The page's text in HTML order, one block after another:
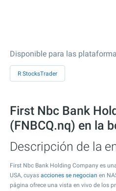
Disponible para las
R StocksTrader
First Nbc Bank
(FNBCQ.nq) en la
Descripción de la
First Nbc Bank Holding Company es
USA, cuyas acciones se negocian en
página ofrece una vista en vivo de los